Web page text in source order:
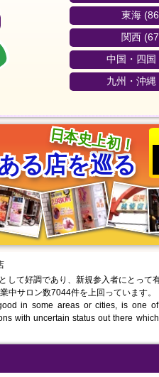
ッサージと称して雑で短時間だけ
東海
関西
中国・四国
九州・沖
日本史上初！
る店を巡る
して好調であり、新規参入者にとって
中サロン数7044件を上回っています。
in some areas or cities, is one
with uncertain status out there